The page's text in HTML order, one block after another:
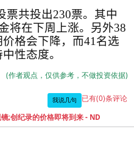
票共投出230票。其中
将在下周上涨。另外38
格会下降，而41 名选
性态度。
(作者观点，仅供参考，不做投资依据)
我说几句 已有(0)条评论
;创纪录的价格即将到来 - ND